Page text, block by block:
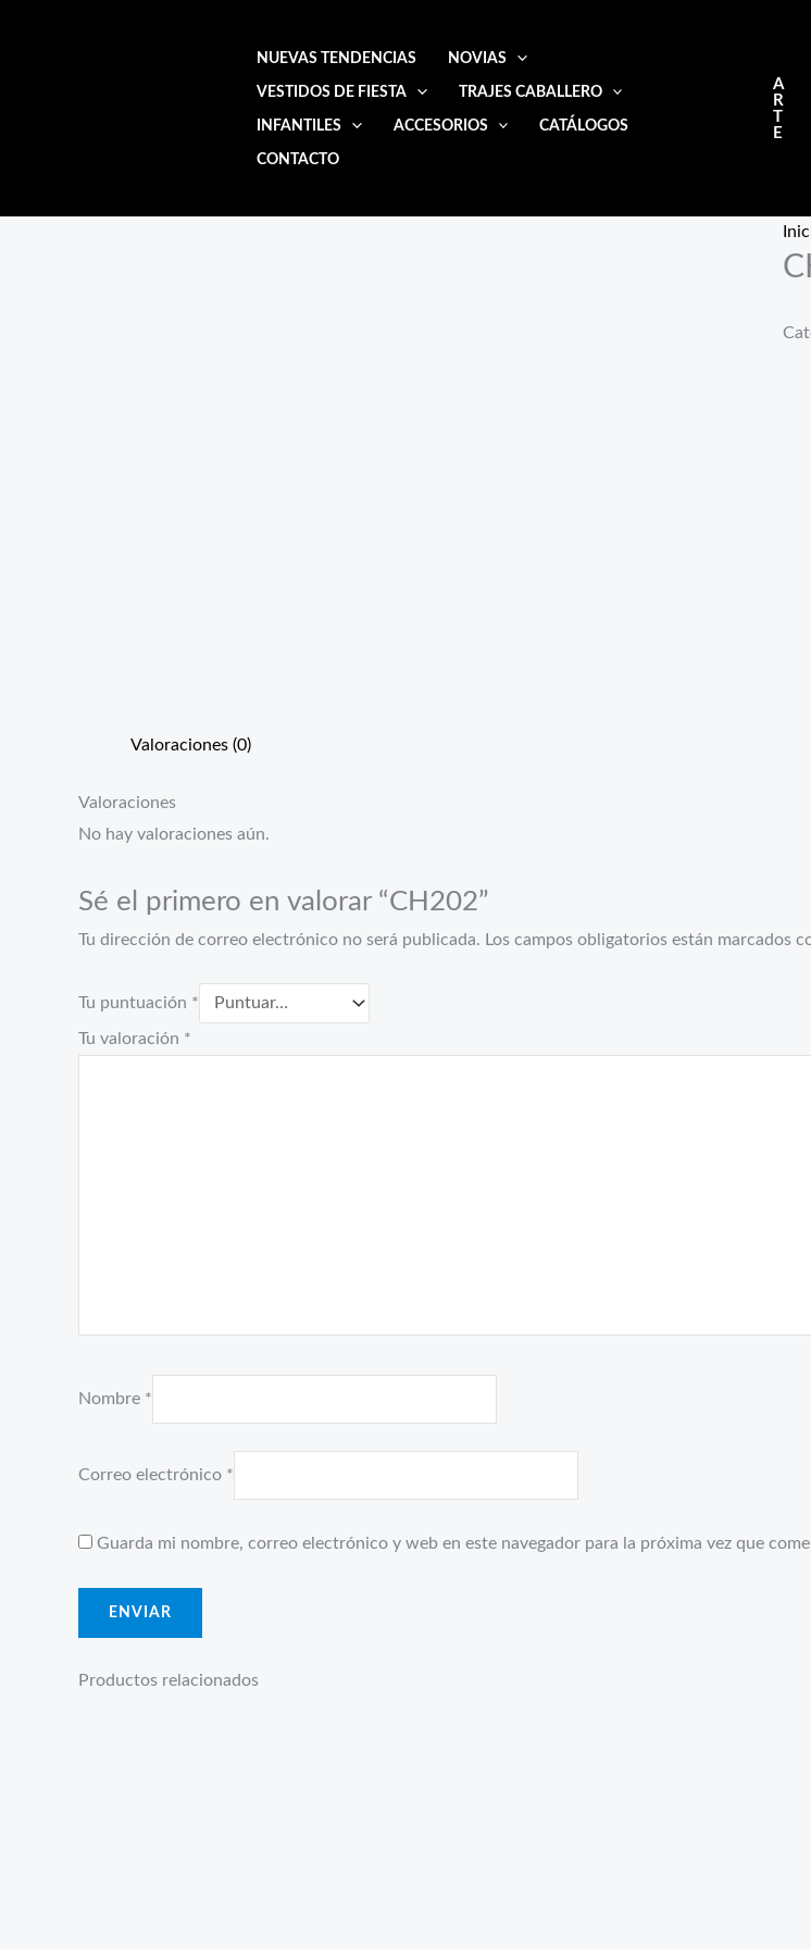
NUEVAS TENDENCIAS NOVIAS
VESTIDOS DE FIESTA TRAJES CABALLERO
INFANTILES ACCESORIOS CATÁLOGOS
CONTACTO
A
R
T
E
Valoraciones (0)
Valoraciones
No hay valoraciones aún.
Sé el primero en valorar “CH202”
Tu dirección de correo electrónico no será publicada. Los campos obligatorios están marcados
Tu puntuación *
Tu valoración *
Nombre *
Correo electrónico *
Guarda mi nombre, correo electrónico y web en este navegador para la próxima vez que
Productos relacionados